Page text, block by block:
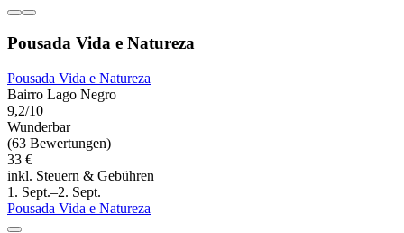
Pousada Vida e Natureza
Pousada Vida e Natureza
Bairro Lago Negro
9,2/10
Wunderbar
(63 Bewertungen)
33 €
inkl. Steuern & Gebühren
1. Sept.–2. Sept.
Pousada Vida e Natureza